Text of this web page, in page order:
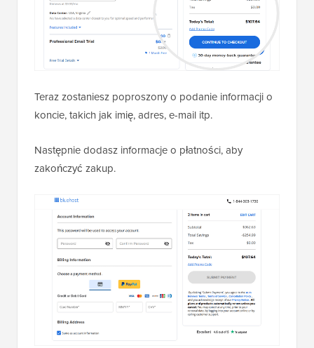
Teraz zostaniesz poproszony o podanie informacji o
koncie, takich jak imię, adres, e-mail itp.
Następnie dodasz informacje o płatności, aby
zakończyć zakup.